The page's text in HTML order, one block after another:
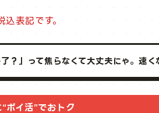
表記です。
了？」って焦らなくて大丈夫にゃ。速
ポイ活”でおトク